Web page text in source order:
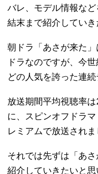
バレ、モデル情報など
結末まで紹介していき
朝ドラ「あさが来た
ドラなのですが、今
どの人気を誇った連続
放送期間平均視聴率
に、スピンオフドラ
レミアムで放送されま
それでは先ずは「あ
紹介していきたいと思